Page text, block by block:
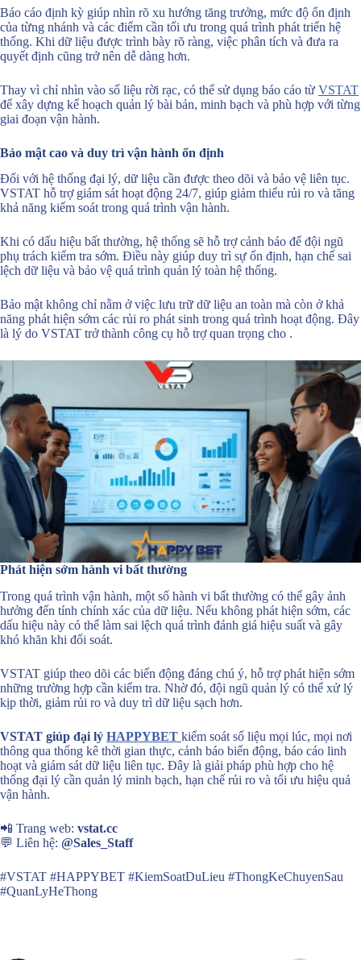
Báo cáo định kỳ giúp nhìn rõ xu hướng tăng trưởng, mức độ ổn định
của từng nhánh và các điểm cần tối ưu trong quá trình phát triển hệ
thống. Khi dữ liệu được trình bày rõ ràng, việc phân tích và đưa ra
quyết định cũng trở nên dễ dàng hơn.
Thay vì chỉ nhìn vào số liệu rời rạc, có thể sử dụng báo cáo từ VSTAT
để xây dựng kế hoạch quản lý bài bản, minh bạch và phù hợp với từng
giai đoạn vận hành.
Bảo mật cao và duy trì vận hành ổn định
Đối với hệ thống đại lý, dữ liệu cần được theo dõi và bảo vệ liên tục.
VSTAT hỗ trợ giám sát hoạt động 24/7, giúp giảm thiểu rủi ro và tăng
khả năng kiểm soát trong quá trình vận hành.
Khi có dấu hiệu bất thường, hệ thống sẽ hỗ trợ cảnh báo để đội ngũ
phụ trách kiểm tra sớm. Điều này giúp duy trì sự ổn định, hạn chế sai
lệch dữ liệu và bảo vệ quá trình quản lý toàn hệ thống.
Bảo mật không chỉ nằm ở việc lưu trữ dữ liệu an toàn mà còn ở khả
năng phát hiện sớm các rủi ro phát sinh trong quá trình hoạt động. Đây
là lý do VSTAT trở thành công cụ hỗ trợ quan trọng cho .
Phát hiện sớm hành vi bất thường
Trong quá trình vận hành, một số hành vi bất thường có thể gây ảnh
hưởng đến tính chính xác của dữ liệu. Nếu không phát hiện sớm, các
dấu hiệu này có thể làm sai lệch quá trình đánh giá hiệu suất và gây
khó khăn khi đối soát.
VSTAT giúp theo dõi các biến động đáng chú ý, hỗ trợ phát hiện sớm
những trường hợp cần kiểm tra. Nhờ đó, đội ngũ quản lý có thể xử lý
kịp thời, giảm rủi ro và duy trì dữ liệu sạch hơn.
VSTAT giúp đại lý HAPPYBET kiểm soát số liệu mọi lúc, mọi nơi
thông qua thống kê thời gian thực, cảnh báo biến động, báo cáo linh
hoạt và giám sát dữ liệu liên tục. Đây là giải pháp phù hợp cho hệ
thống đại lý cần quản lý minh bạch, hạn chế rủi ro và tối ưu hiệu quả
vận hành.
📲 Trang web: vstat.cc
💬 Liên hệ: @Sales_Staff
#VSTAT #HAPPYBET #KiemSoatDuLieu #ThongKeChuyenSau
#QuanLyHeThong